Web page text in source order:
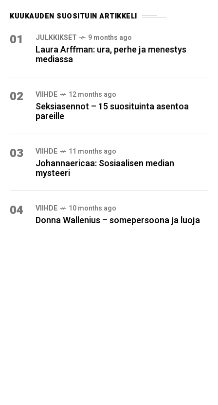
KUUKAUDEN SUOSITUIN ARTIKKELI
01 JULKKIKSET 9 months ago
Laura Arffman: ura, perhe ja menestys
mediassa
02 VIIHDE 12 months ago
Seksiasennot – 15 suosituinta asentoa
pareille
03 VIIHDE 11 months ago
Johannaericaa: Sosiaalisen median
mysteeri
04 VIIHDE 10 months ago
Donna Wallenius – somepersoona ja luoja